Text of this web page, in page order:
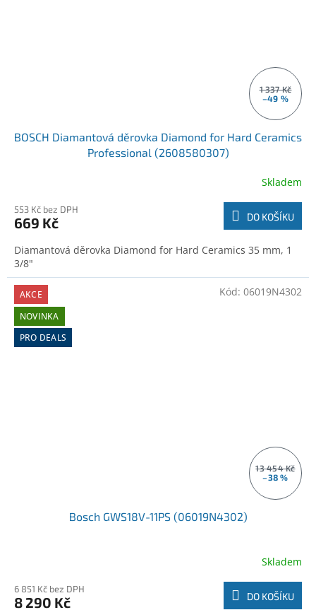
1 337 Kč
–49 %
BOSCH Diamantová děrovka Diamond for Hard Ceramics
Professional (2608580307)
Skladem
553 Kč bez DPH
669 Kč DO KOŠÍKU
Diamantová děrovka Diamond for Hard Ceramics 35 mm, 1
3/8"
AKCE
NOVINKA
PRO DEALS
13 454 Kč
–38 %
Bosch GWS18V-11PS (06019N4302)
Skladem
6 851 Kč bez DPH
8 290 Kč DO KOŠÍKU
Kód: 06019N4302